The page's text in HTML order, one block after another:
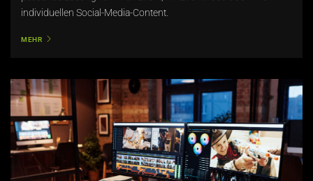
individuellen Social-Media-Content.
MEHR